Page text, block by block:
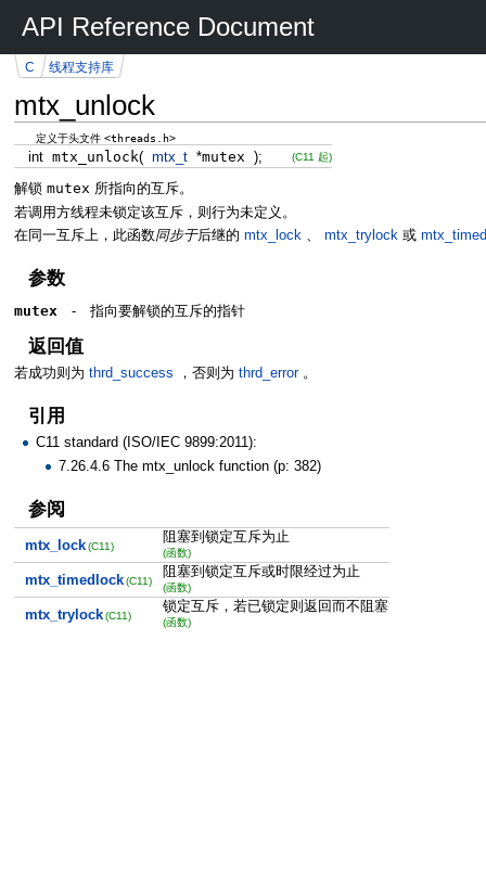
API Reference Document
mtx_unlock
C 线程支持库
定义于头文件<threads.h>
intmtx_unlock( mtx_t *mutex ); (C11 起)
解锁 mutex 所指向的互斥。
若调用方线程未锁定该互斥，则行为未定义。
在同一互斥上，此函数同步于后继的 mtx_lock、 mtx_trylock或
参数
mutex - 指向要解锁的互斥的指针
返回值
若成功则为 thrd_success ，否则为 thrd_error。
引用
C11 standard (ISO/IEC 9899:2011):
7.26.4.6 The mtx_unlock function (p: 382)
参阅
mtx_lock (C11)
阻塞到锁定互斥为止
(函数)
mtx_timedlock (C11)
阻塞到锁定互斥或时限经过为止
(函数)
mtx_trylock (C11)
锁定互斥，若已锁定则返回而不阻塞
(函数)